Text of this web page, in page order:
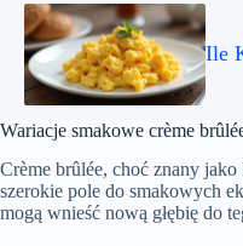
Ile
Wariacje smakowe crème
Crème brûlée, choć znany
szerokie pole do smakowych
mogą wnieść nową głębię do